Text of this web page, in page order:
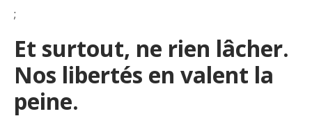
;
Et surtout, ne rien lâcher.
Nos libertés en valent la
peine.